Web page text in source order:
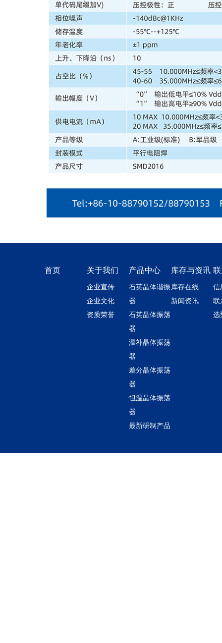
首页 关于我们
企业宣传
企业文化
资质荣誉
产品中心
石英晶体谐振
器
石英晶体振荡
器
温补晶体振荡
器
差分晶体振荡
器
怛温晶体振荡
器
最新研制产品
库存与资讯
库存在线
新闻资讯
信
联
选